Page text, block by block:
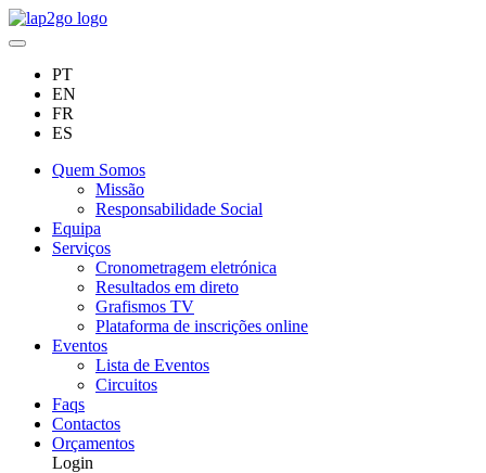
PT
EN
FR
ES
Quem Somos
Missão
Responsabilidade Social
Equipa
Serviços
Cronometragem eletrónica
Resultados em direto
Grafismos TV
Plataforma de inscrições online
Eventos
Lista de Eventos
Circuitos
Faqs
Contactos
Orçamentos
Login